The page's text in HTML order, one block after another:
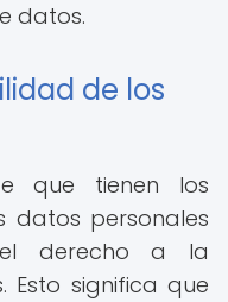
datos.
de los
que tienen los
datos personales
derecho a la
significa que